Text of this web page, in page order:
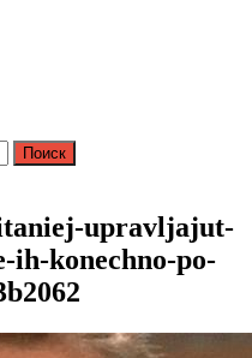
upravljajut-
ih-konechno-po-